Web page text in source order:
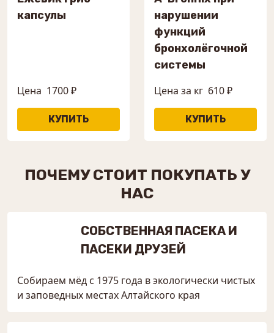
капсулы
Цена 1700 ₽
нарушении
функций
бронхолёгочной
системы
Цена за кг 610 ₽
ПОЧЕМУ СТОИТ ПОКУПАТЬ У
НАС
СОБСТВЕННАЯ ПАСЕКА И
ПАСЕКИ ДРУЗЕЙ
Собираем мёд с 1975 года в экологически чистых
и заповедных местах Алтайского края